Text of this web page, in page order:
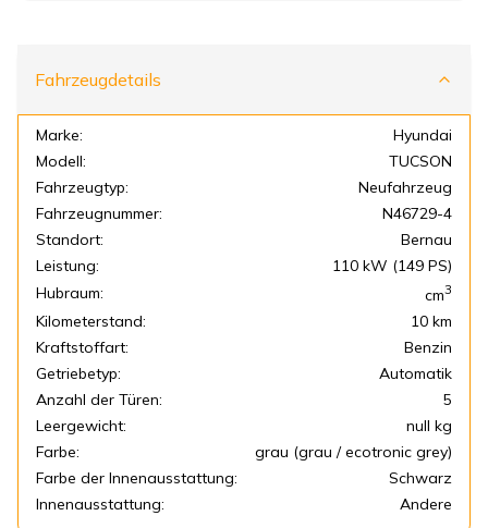
Fahrzeugdetails
Marke:
Hyundai
Modell:
TUCSON
Fahrzeugtyp:
Neufahrzeug
Fahrzeugnummer:
N46729-4
Standort:
Bernau
Leistung:
110 kW (149 PS)
Hubraum:
cm3
Kilometerstand:
10 km
Kraftstoffart:
Benzin
Getriebetyp:
Automatik
Anzahl der Türen:
5
Leergewicht:
null kg
Farbe:
grau (grau / ecotronic grey)
Farbe der Innenausstattung:
Schwarz
Innenausstattung:
Andere